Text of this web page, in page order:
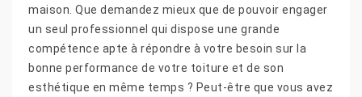
maison. Que demandez mieux que de pouvoir engager
un seul professionnel qui dispose une grande
compétence apte à répondre à votre besoin sur la
bonne performance de votre toiture et de son
esthétique en même temps ? Peut-être que vous avez